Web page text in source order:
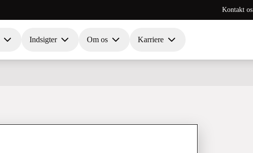
Kontakt os
Indsigter Om os Karriere